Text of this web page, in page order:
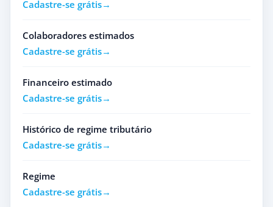
Cadastre-se grátis
Colaboradores estimados
Cadastre-se grátis
Financeiro estimado
Cadastre-se grátis
Histórico de regime tributário
Cadastre-se grátis
Regime
Cadastre-se grátis